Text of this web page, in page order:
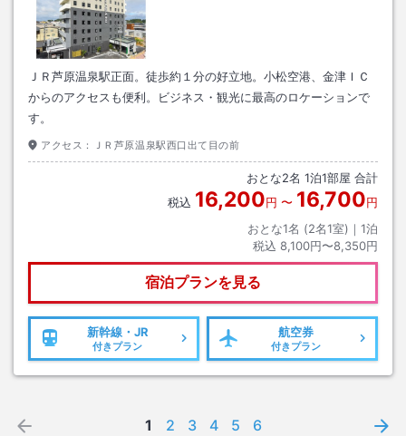
ＪＲ芦原温泉駅正面。徒歩約１分の好立地。小松空港、金津ＩＣ
からのアクセスも便利。ビジネス・観光に最高のロケーションで
す。
アクセス： ＪＲ芦原温泉駅西口出て目の前
おとな2名 1泊1部屋 合計
税込 16,200円 〜 16,700円
おとな1名 (2名1室)｜ 1泊
税込 8,100円〜8,350円
宿泊プランを見る
新幹線・JR
付きプラン
航空券
付きプラン
1 2 3 4 5 6